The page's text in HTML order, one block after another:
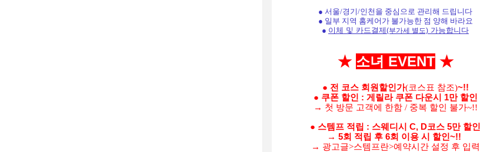
● 서울/경기/인천을 중심으로 관리해 드립니다
● 일부 지역 홈케어가 불가능한 점 양해 바라요
● 이체 및 카드결제(부가세 별도) 가능합니다
★ 소녀 EVENT ★
● 전 코스 회원할인가(코스표 참조)~!!
● 쿠폰 할인 : 게릴라 쿠폰 다운시 1만 할인
→ 첫 방문 고객에 한함 / 중복 할인 불가~!!
● 스템프 적립 : 스웨디시 C, D코스 5만 할인
→ 5회 적립 후 6회 이용 시 할인~!!
→ 광고글>스템프란>예약시간 설정 후 입력